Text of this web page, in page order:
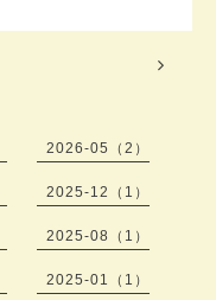
2026-05（2）
2025-12（1）
2025-08（1）
2025-01（1）